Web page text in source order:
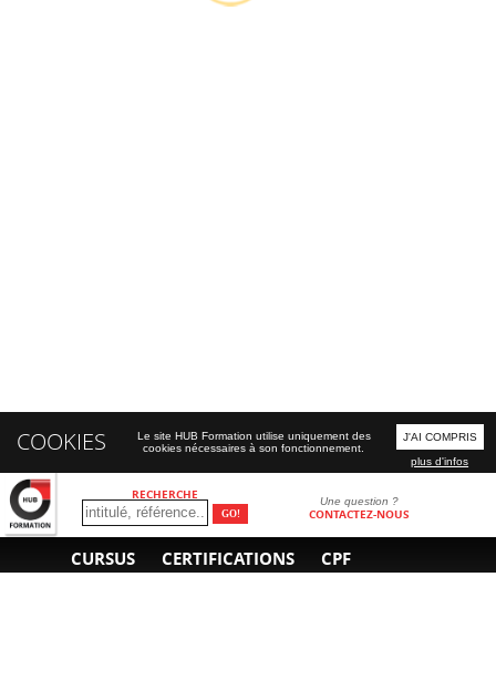
RECHERCHE Une question ?
CONTACTEZ-NOUS
CURSUS CERTIFICATIONS CPF
COOKIES
Le site HUB Formation utilise uniquement des
cookies nécessaires à son fonctionnement.
J'AI COMPRIS
plus d'infos